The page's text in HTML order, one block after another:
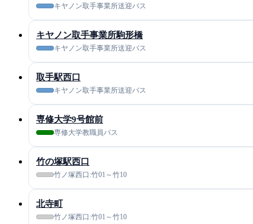
キヤノン取手事業所送迎バス
キヤノン取手事業所駒形橋
キヤノン取手事業所送迎バス
取手駅西口
キヤノン取手事業所送迎バス
専修大学9号館前
専修大学教職員バス
竹の塚駅西口
竹ノ塚西口:竹01～竹10
北寺町
竹ノ塚西口:竹01～竹10